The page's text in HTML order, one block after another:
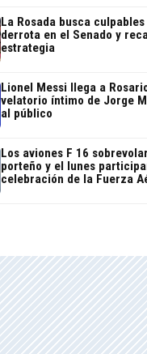
La Rosada busca
derrota en el Senado y
estrategia
Lionel Messi llega a
velatorio íntimo de Jorge
al público
Los aviones F 16
porteño y el lunes
celebración de la Fuerza